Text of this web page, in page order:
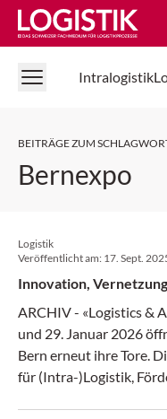
Logistik Online
Intralogistik
BEITRÄGE ZUM
Bernexpo
Logistik
Veröffentlicht am: 17. Sept.
Innovation,
ARCHIV - «Logistics &
und 29. Januar 2026
Bern erneut ihre Tore.
für (Intra-)Logistik,